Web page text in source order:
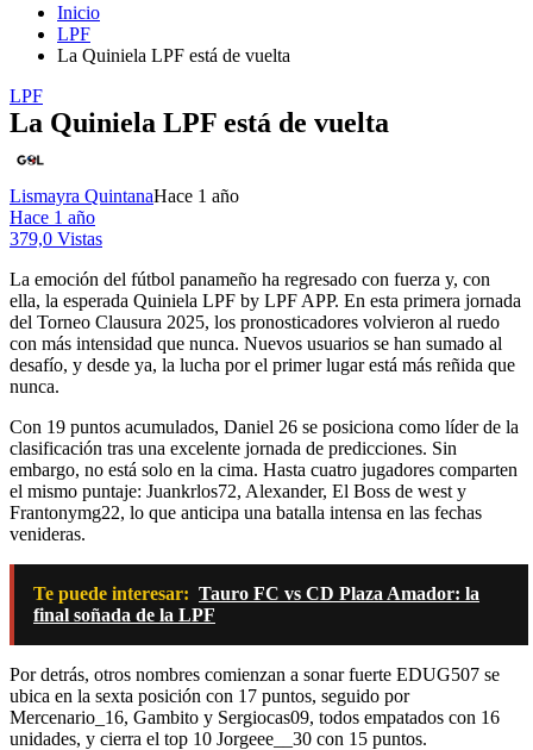
Inicio
LPF
La Quiniela LPF está de vuelta
LPF
La Quiniela LPF está de vuelta
Lismayra QuintanaHace 1 año
Hace 1 año
379,0 Vistas
La emoción del fútbol panameño ha regresado con fuerza y, con
ella, la esperada Quiniela LPF by LPF APP. En esta primera jornada
del Torneo Clausura 2025, los pronosticadores volvieron al ruedo
con más intensidad que nunca. Nuevos usuarios se han sumado al
desafío, y desde ya, la lucha por el primer lugar está más reñida que
nunca.
Con 19 puntos acumulados, Daniel 26 se posiciona como líder de la
clasificación tras una excelente jornada de predicciones. Sin
embargo, no está solo en la cima. Hasta cuatro jugadores comparten
el mismo puntaje: Juankrlos72, Alexander, El Boss de west y
Frantonymg22, lo que anticipa una batalla intensa en las fechas
venideras.
Te puede interesar: Tauro FC vs CD Plaza Amador: la
final soñada de la LPF
Por detrás, otros nombres comienzan a sonar fuerte EDUG507 se
ubica en la sexta posición con 17 puntos, seguido por
Mercenario_16, Gambito y Sergiocas09, todos empatados con 16
unidades, y cierra el top 10 Jorgeee__30 con 15 puntos.